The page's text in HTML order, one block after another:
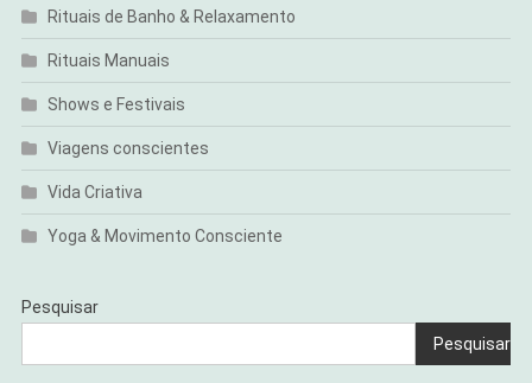
Rituais de Banho & Relaxamento
Rituais Manuais
Shows e Festivais
Viagens conscientes
Vida Criativa
Yoga & Movimento Consciente
Pesquisar
Pesquisar